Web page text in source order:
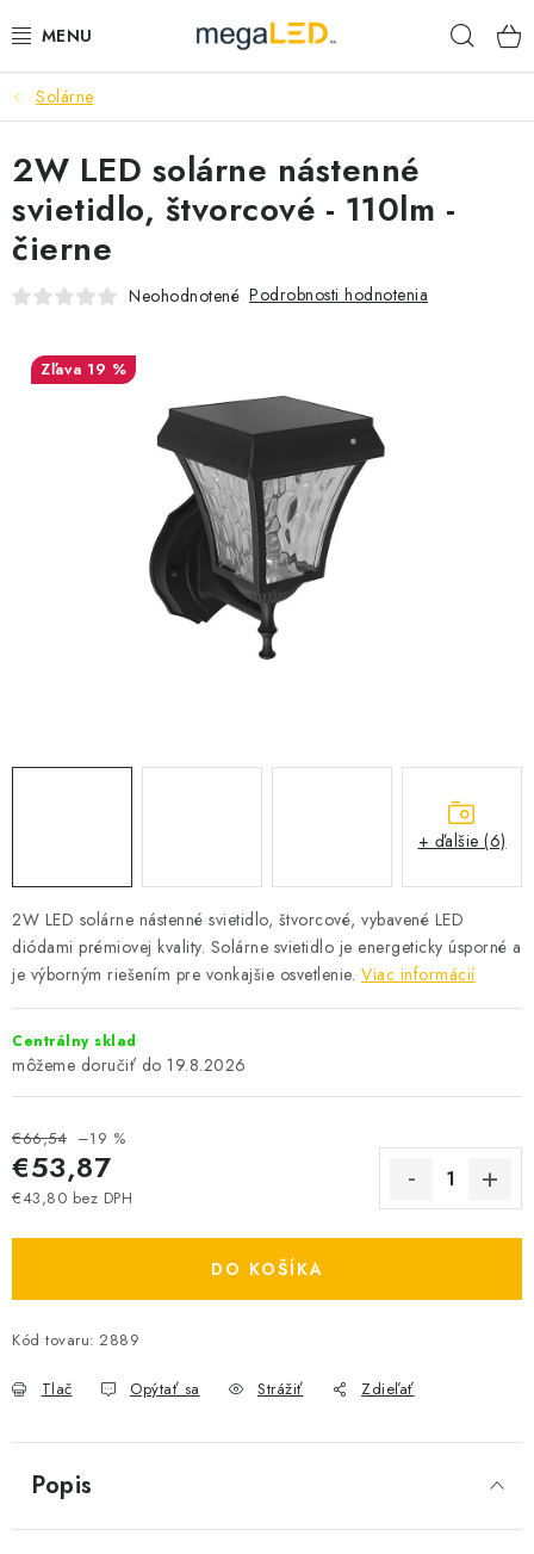
na
PRIEMYSEL
SVIETIDLÁ
ŽIAROVKY A TRUBICE
PRACOVNÉ SVIETIDLÁ
ELEKTROMATERIÁL
SAMSUNG SVIETIDLÁ
SOLÁRNE SYSTÉMY
SEZÓNNE VÝPREDAJE POĽNOPOTREBY
Reklamácie a formulár na odstúpenie od zmluvy
Obchodné podmienky
Podmienky ochrany osobných údajov
O nás - MEGALED & JANTON Zákamenné
Solárne
2W LED solárne nástenné svietidlo, štvorcové, vybavené LED
diódami prémiovej kvality. Solárne svietidlo je energeticky úsporné a
je výborným riešením pre vonkajšie osvetlenie. Viac informácií
Centrálny sklad
19.8.2026
€66,54 –19 %
€53,87
€43,80 bez DPH
DO KOŠÍKA
Kód tovaru: 2889
Tlač Opýtať sa Strážiť Zdieľať
2W LED solárne nástenné
svietidlo, štvorcové - 110lm -
čierne
Neohodnotené Podrobnosti hodnotenia
19 %
+ ďalšie (6)
Popis